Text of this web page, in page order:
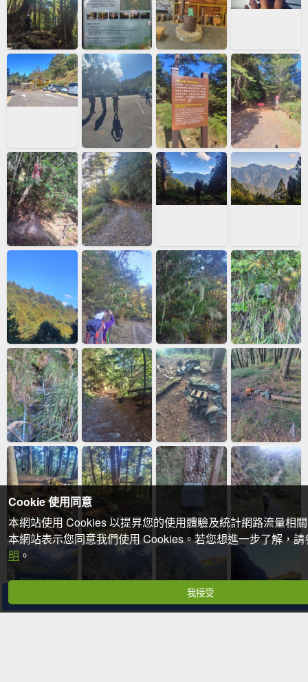
分享
Cookie 使用同意
本網站使用 Cookies 以提昇您的使用體驗及統計網路流量相
本網站表示您同意我們使用 Cookies。若您想進一步了解，
明 。
我接受